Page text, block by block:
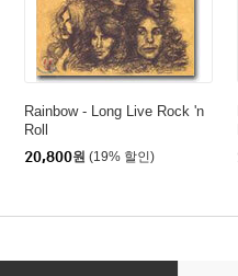
Rainbow - Long Live Rock 'n
Roll
20,800원 (19% 할인)